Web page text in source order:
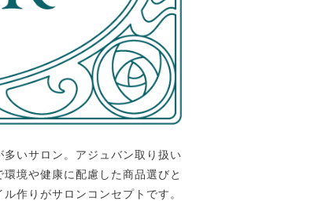
いサロン。アジュバン取り扱い
環境や健康に配慮した商品選びと
作りがサロンコンセプトです。